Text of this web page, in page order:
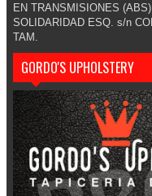
EN TRANSMISIONES
SOLIDARIDAD ESQ. s/n
TAM.
GORDO'S UPHOLSTERY